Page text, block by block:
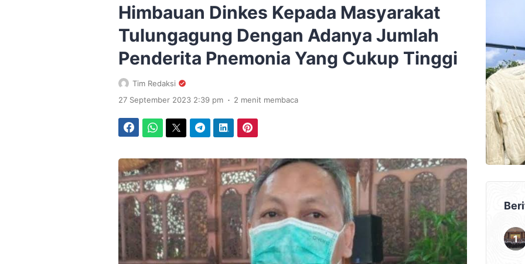
Himbauan Dinkes Kepada Masyarakat
Tulungagung Dengan Adanya Jumlah
Penderita Pnemonia Yang Cukup Tinggi
Tim Redaksi
27 September 2023 2:39 pm . 2 menit membaca